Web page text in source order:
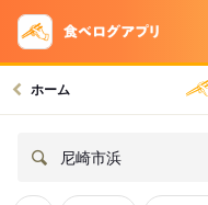
ホーム
尼崎市浜